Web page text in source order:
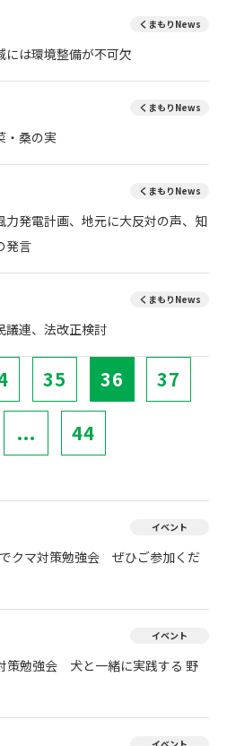
くまもりNews
には環境整備が不可欠
くまもりNews
・桑の実
くまもりNews
力発電計画、地元に大反対の声、知
発言
くまもりNews
連、法改正検討
35 36 37
... 44
イベント
クマ対策勉強会 ぜひご参加くだ
イベント
策勉強会 犬と一緒に実践する 野